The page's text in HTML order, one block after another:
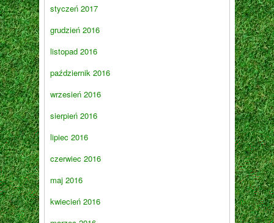
styczeń 2017
grudzień 2016
listopad 2016
październik 2016
wrzesień 2016
sierpień 2016
lipiec 2016
czerwiec 2016
maj 2016
kwiecień 2016